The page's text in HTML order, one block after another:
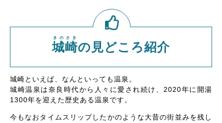
城崎
きのさき
の見どころ紹介
城崎といえば、なんといっても温泉。
城崎温泉は奈良時代から人々に愛され続け、2020年に開湯
1300年を迎えた歴史ある温泉です。
今もなおタイムスリップしたかのような大昔の街並みを残し